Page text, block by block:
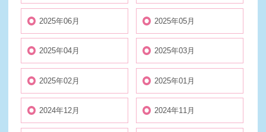
2025年06月 2025年05月
2025年04月 2025年03月
2025年02月 2025年01月
2024年12月 2024年11月